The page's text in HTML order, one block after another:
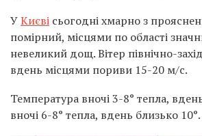
УКиєві сьогодні хмарно з
помірний, місцями по області
невеликий дощ. Вітер північно-
вдень місцями пориви 15-20 м/с.
Температура вночі 3-8° тепла,
вночі 6-8° тепла, вдень близько 10°.